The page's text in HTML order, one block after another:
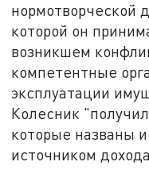
нормотворческой
которой он
возникшем
компетентные
эксплуатации
Колесник
которые названы
источником